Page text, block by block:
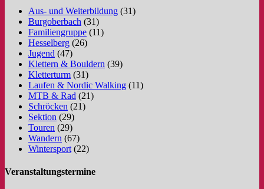
Aus- und Weiterbildung (31)
Burgoberbach (31)
Familiengruppe (11)
Hesselberg (26)
Jugend (47)
Klettern & Bouldern (39)
Kletterturm (31)
Laufen & Nordic Walking (11)
MTB & Rad (21)
Schröcken (21)
Sektion (29)
Touren (29)
Wandern (67)
Wintersport (22)
Veranstaltungstermine